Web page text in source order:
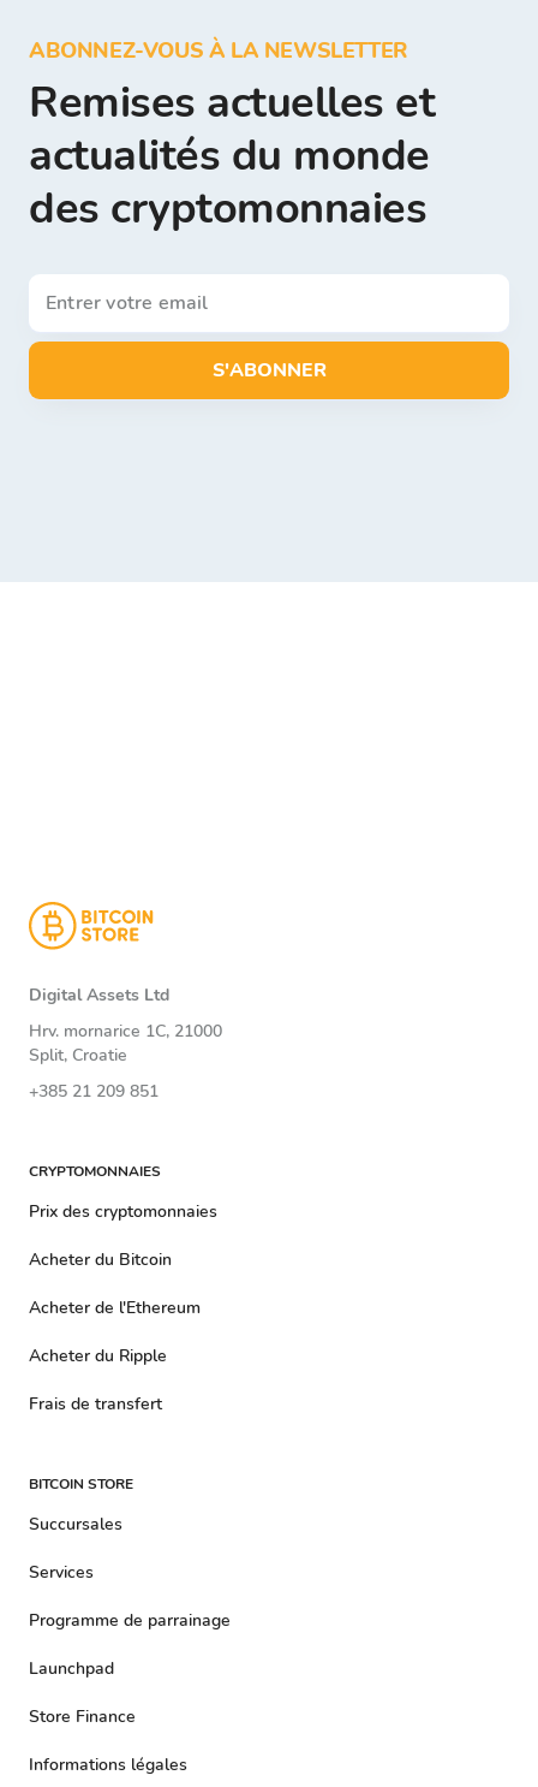
ABONNEZ-VOUS À LA NEWSLETTER
Remises actuelles et
actualités du monde
des cryptomonnaies
S'ABONNER
Digital Assets Ltd
Hrv. mornarice 1C, 21000
Split, Croatie
+385 21 209 851
CRYPTOMONNAIES
Prix ​​​​des cryptomonnaies
Acheter du Bitcoin
Acheter de l'Ethereum
Acheter du Ripple
Frais de transfert
BITCOIN STORE
Succursales
Services
Programme de parrainage
Launchpad
Store Finance
Informations légales